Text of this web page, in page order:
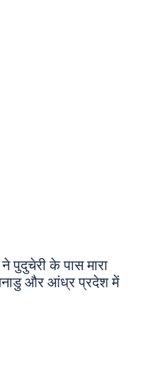
पुदुचेरी के पास मारा
और आंध्र प्रदेश में